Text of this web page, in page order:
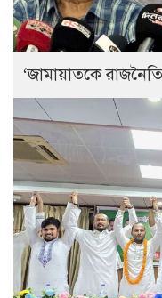
‘জামায়াতকে